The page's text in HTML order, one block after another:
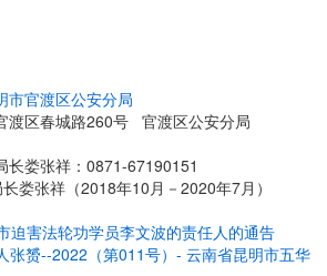
市官渡区公安分局
渡区春城路260号 官渡区公安分局
长娄张祥：0871-67190151
娄张祥（2018年10月－2020年7月）
迫害法轮功学员李文波的责任人的通告
张赟--2022（第011号）- 云南省昆明市五华